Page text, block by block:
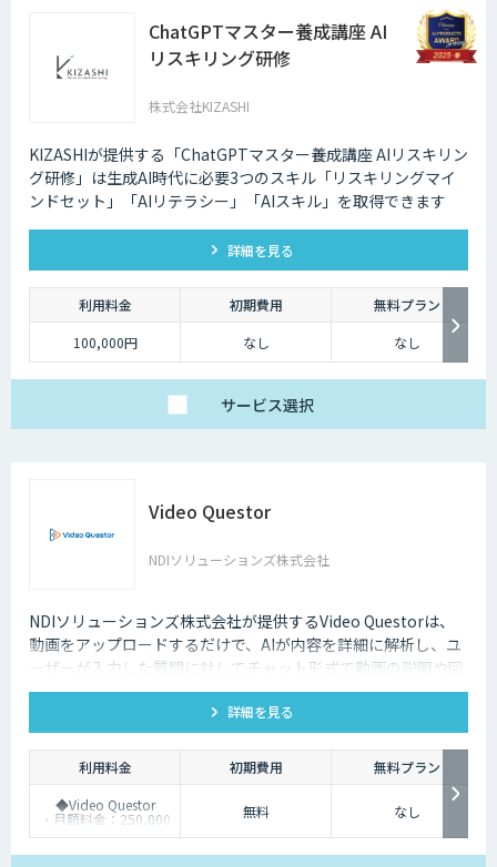
ChatGPTマスター養成講座 AI
リスキリング研修
株式会社KIZASHI
KIZASHIが提供する「ChatGPTマスター養成講座 AIリスキリン
グ研修」は生成AI時代に必要3つのスキル「リスキリングマイ
ンドセット」「AIリテラシー」「AIスキル」を取得できます
詳細を見る
利用料金 初期費用
無料プラン
100,000円
なし なし
サービス選択
Video Questor
NDIソリューションズ株式会社
NDIソリューションズ株式会社が提供するVideo Questorは、
動画をアップロードするだけで、AIが内容を詳細に解析し、ユ
ーザーが入力した質問に対してチャット形式で動画の説明や回
答を行います。
詳細を見る
利用料金 初期費用
無料プラン
◆Video Questor
・月額料金：250,000
円～ ※追加料金なく
無料 なし